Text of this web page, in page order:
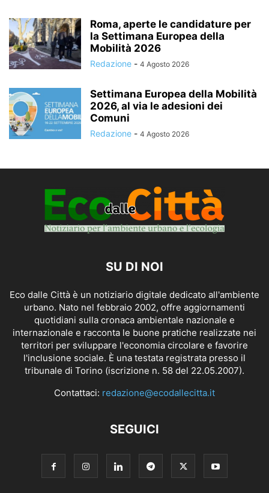
Roma, aperte le candidature per
la Settimana Europea della
Mobilità 2026
Redazione - 4 Agosto 2026
Settimana Europea della Mobilità
2026, al via le adesioni dei
Comuni
Redazione - 4 Agosto 2026
SU DI NOI
Eco dalle Città è un notiziario digitale dedicato all'ambiente
urbano. Nato nel febbraio 2002, offre aggiornamenti
quotidiani sulla cronaca ambientale nazionale e
internazionale e racconta le buone pratiche realizzate nei
territori per sviluppare l'economia circolare e favorire
l'inclusione sociale. È una testata registrata presso il
tribunale di Torino (iscrizione n. 58 del 22.05.2007).
Contattaci: redazione@ecodallecitta.it
SEGUICI